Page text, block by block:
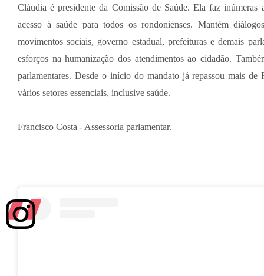
Cláudia é presidente da Comissão de Saúde. Ela faz inúmeras
acesso à saúde para todos os rondonienses. Mantém
movimentos sociais, governo estadual, prefeituras e demais
esforços na humanização dos atendimentos ao cidadão.
parlamentares. Desde o início do mandato já repassou mais de
vários setores essenciais, inclusive saúde.
Francisco Costa - Assessoria parlamentar.